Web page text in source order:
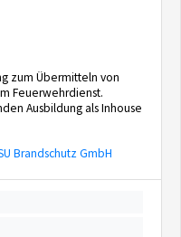
zum Übermitteln von
Feuerwehrdienst.
Ausbildung als Inhouse
Brandschutz GmbH